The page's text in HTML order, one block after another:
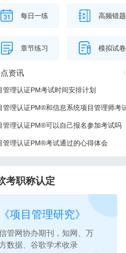
每日一练 高频错题
章节练习 模拟试卷
资讯
管理认证PM考试时间安排计划
管理认证PM®可以自己报名参加考试吗
管理认证PM®考试通过的心得体会
考职称认定
《项目管理研究》
管网协办期刊，知网、万
数据、谷歌学术收录